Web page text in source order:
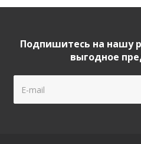
Подпишитесь на нашу
выгодное